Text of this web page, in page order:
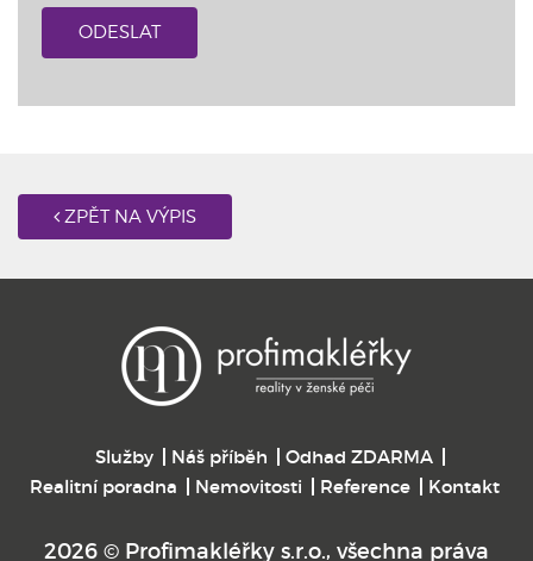
ODESLAT
ZPĚT NA VÝPIS
Služby Náš příběh
Odhad ZDARMA
Realitní poradna
Nemovitosti Reference Kontakt
2026 © Profimakléřky s.r.o., všechna práva